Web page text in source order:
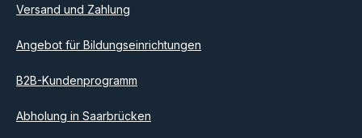
einverstanden.
Versand und Zahlung
Angebot für Bildungseinrichtungen
B2B-Kundenprogramm
Abholung in Saarbrücken